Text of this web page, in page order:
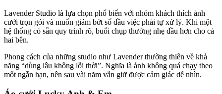
Lavender Studio là lựa chọn phổ biến với nhóm khách thích ảnh
cưới trọn gói và muốn giảm bớt số đầu việc phải tự xử lý. Khi một
hệ thống có sẵn quy trình rõ, buổi chụp thường nhẹ đầu hơn cho cả
hai bên.
Phong cách của những studio như Lavender thường thiên về khả
năng “dùng lâu không lỗi thời”. Nghĩa là ảnh không quá chạy theo
mốt ngắn hạn, nên sau vài năm vẫn giữ được cảm giác dễ nhìn.